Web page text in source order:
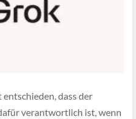
dass der
verantwortlich ist, wenn